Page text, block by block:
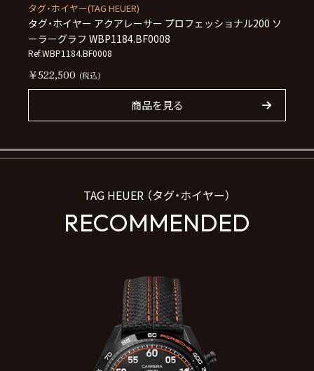
タグ・ホイヤー(TAG HEUER)
タグ・ホイヤー アクアレーサー プロフェッショナル200 ソ
ーラーグラフ WBP1184.BF0008
Ref.WBP1184.BF0008
￥522,500 (税込)
商品を見る
TAG HEUER （タグ・ホイヤー）
RECOMMENDED